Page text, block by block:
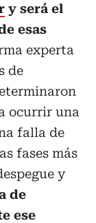
y será el
esas
experta
de
ocurrir una
falla de
fases más
y
de
ese